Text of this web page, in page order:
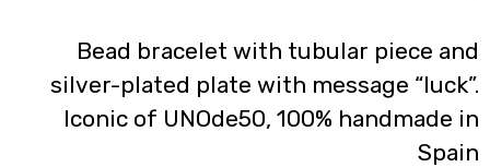
Bead bracelet with tubular piece and
silver-plated plate with message “luck”.
Iconic of UNOde50, 100% handmade in
Spain